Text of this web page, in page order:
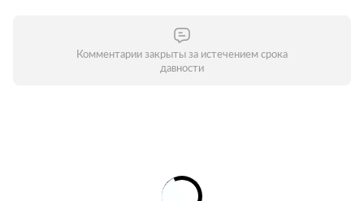
Комментарии закрыты за истечением срока
давности